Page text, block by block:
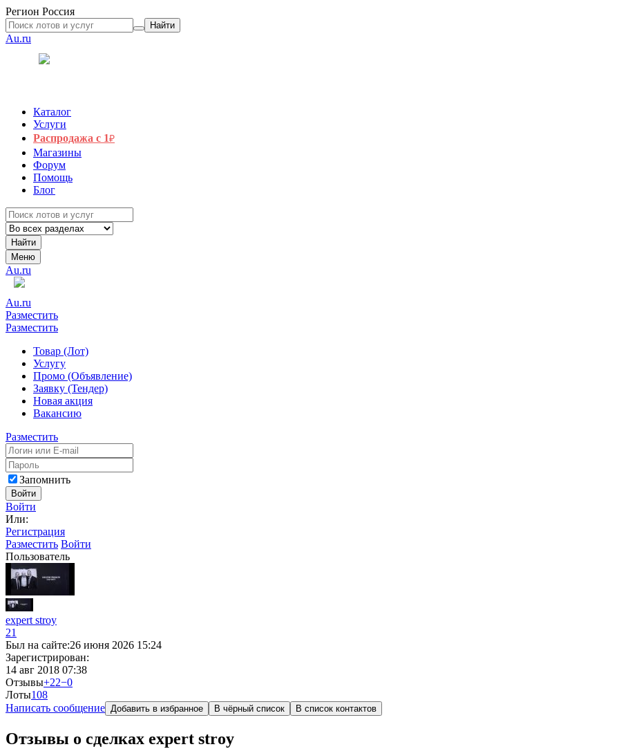
Регион Россия
Найти
Au.ru
Каталог
Услуги
Распродажа с 1₽
Магазины
Форум
Помощь
Блог
Найти
Меню
Au.ru
Au.ru
Разместить
Разместить
Товар (Лот)
Услугу
Промо (Объявление)
Заявку (Тендер)
Новая акция
Вакансию
Разместить
Запомнить
Войти
Войти
Или:
Регистрация
Разместить Войти
Пользователь
expert stroy
21
Был на сайте:26 июня 2026 15:24
Зарегистрирован:
14 авг 2018 07:38
Отзывы+22−0
Лоты108
Написать сообщение Добавить в избранное В чёрный список В список контактов
Отзывы о сделках expert stroy